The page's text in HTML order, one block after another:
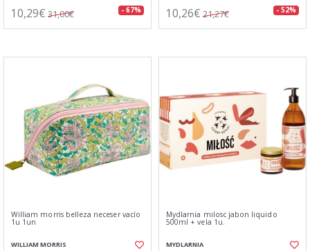
10,29€ 31,00€ - 67% 10,26€ 21,27€ - 52%
William morris belleza neceser vacío
1u 1un
WILLIAM MORRIS
Mydlarnia milosc jabon liquido
500ml + vela 1u.
MYDLARNIA